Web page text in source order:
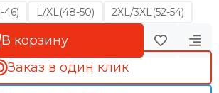
46) L/XL(48-50) 2XL/3XL(52-54)
В корзину
Заказ в один клик